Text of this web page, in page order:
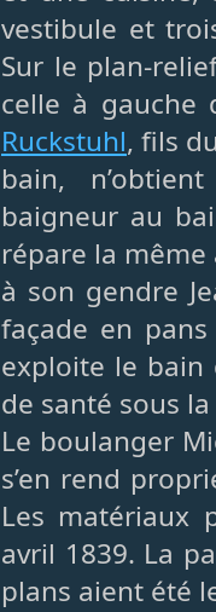
vestibule et
Sur le plan-
celle à
Ruckstuhl, fils
bain,
baigneur au
répare la
à son gendre
façade en
exploite le
de santé sous
Le boulanger
s’en rend
Les matériaux
avril 1839. La
plans aient été